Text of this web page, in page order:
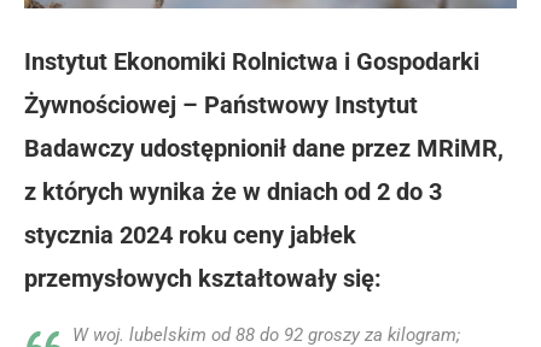
Instytut Ekonomiki Rolnictwa i Gospodarki
Żywnościowej – Państwowy Instytut
Badawczy udostępnionił dane przez MRiMR,
z których wynika że w dniach od 2 do 3
stycznia 2024 roku ceny jabłek
przemysłowych kształtowały się:
W woj. lubelskim od 88 do 92 groszy za kilogram;